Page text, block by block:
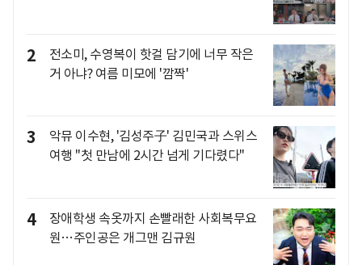
2
전소미, 수영복이 핫걸 담기에 너무 작은
거 아냐? 여름 미모에 '깜짝'
3
악뮤 이수현, '김성주子' 김민국과 스위스
여행 "첫 만남에 2시간 넘게 기다렸다"
4
장애학생 속옷까지 손빨래한 사회복무요
원…주인공은 개그맨 김규원